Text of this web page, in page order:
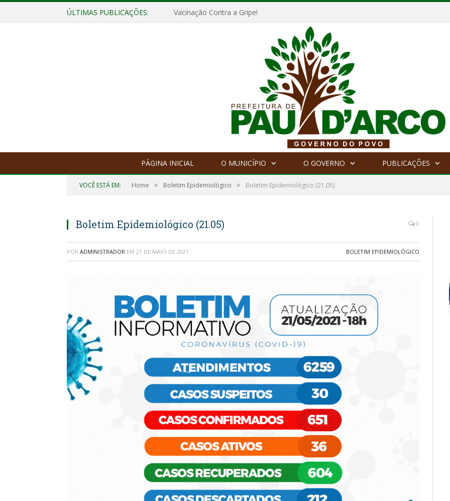
ÚLTIMAS PUBLICAÇÕES: Vacinação Contra a Gripe!
PÁGINA INICIAL O MUNICÍPIO O GOVERNO PUBLICAÇÕES
VOCÊ ESTÁ EM: Home » Boletim Epidemiológico » Boletim Epidemiológico (21.05)
Boletim Epidemiológico (21.05) 0
POR ADMINISTRADOR EM 21 DE MAIO DE 2021 BOLETIM EPIDEMIOLÓGICO